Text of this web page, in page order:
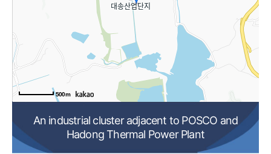
500m
An industrial cluster adjacent to POSCO and
Hadong Thermal Power Plant